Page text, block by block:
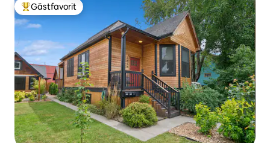
Populär gästfavorit
Gästfavorit